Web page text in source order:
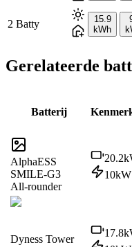
2 Batty
15.9
kWh
Gerelateerde
Batterij
AlphaESS
SMILE-G3
All-rounder
20.2
10kW
Dyness Tower
17.8